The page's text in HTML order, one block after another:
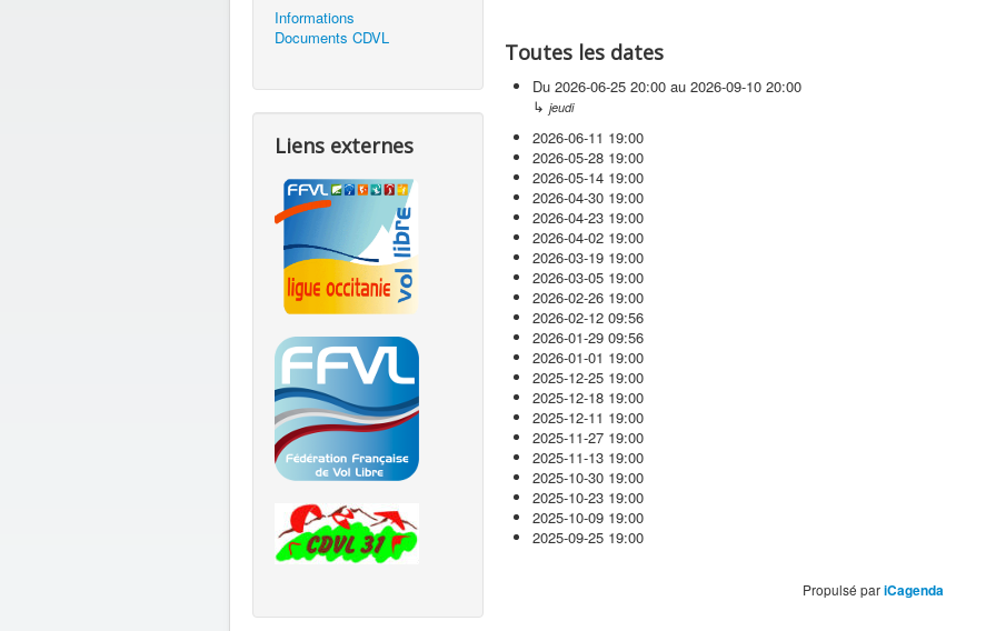
Informations
Documents CDVL
Liens externes
Toutes les dates
Du 2026-06-25 20:00 au 2026-09-10 20:00
↳jeudi
2026-06-11 19:00
2026-05-28 19:00
2026-05-14 19:00
2026-04-30 19:00
2026-04-23 19:00
2026-04-02 19:00
2026-03-19 19:00
2026-03-05 19:00
2026-02-26 19:00
2026-02-1209:56
2026-01-2909:56
2026-01-01 19:00
2025-12-25 19:00
2025-12-18 19:00
2025-12-11 19:00
2025-11-27 19:00
2025-11-13 19:00
2025-10-30 19:00
2025-10-23 19:00
2025-10-09 19:00
2025-09-25 19:00
Propulsé pariCagenda